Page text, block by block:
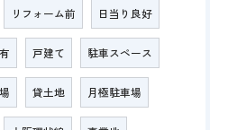
リフォーム前 日当り良好
戸建て 駐車スペース
貸土地 月極駐車場